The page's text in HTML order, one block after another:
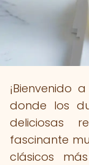
¡Bienvenido a
donde los
deliciosas
fascinante
clásicos